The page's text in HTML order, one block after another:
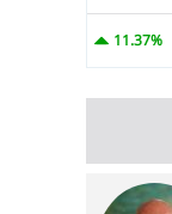
11.37%